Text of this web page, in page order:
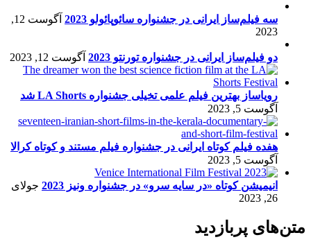
سه فیلم‌ساز ایرانی در جشنواره سائوپائولو 2023
آگوست 12,
2023
دو فیلم‌ساز ایرانی در جشنواره تورنتو 2023 آگوست 12, 2023
رویاساز بهترین فیلم علمی تخیلی جشنواره LA Shorts شد
آگوست 5, 2023
هفده فیلم کوتاه ایرانی در جشنواره فیلم مستند و کوتاه کرالا
آگوست 5, 2023
انیمیشن کوتاه «در سایه سرو» در جشنواره ونیز 2023
جولای
26, 2023
متن‌های پربازدید